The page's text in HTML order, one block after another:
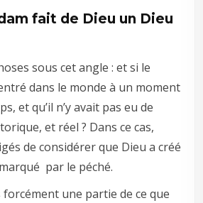
fait de Dieu un Dieu
sous cet angle : et si le
dans le monde à un moment
et qu’il n’y avait pas eu de
et réel ? Dans ce cas,
de considérer que Dieu a créé
par le péché.
forcément une partie de ce que